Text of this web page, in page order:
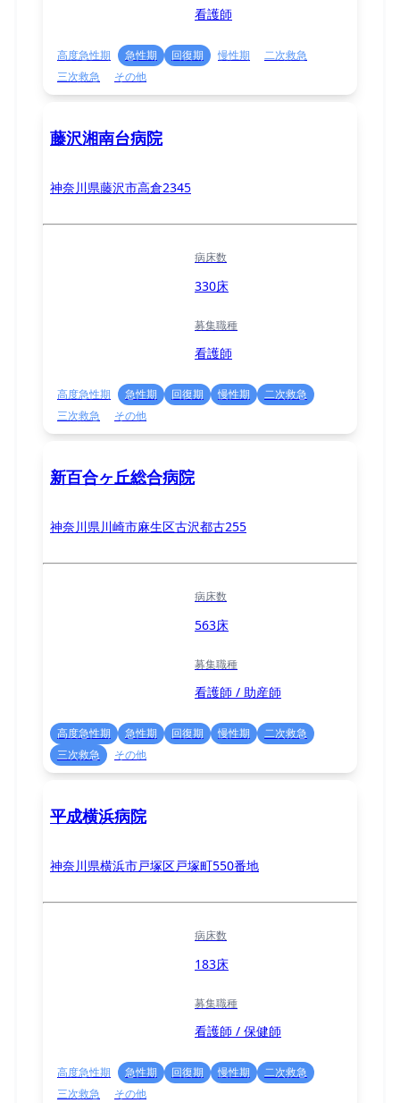
看護師
高度急性期 急性期 回復期 慢性期
二次救急
三次救急
その他
藤沢湘南台病院
神奈川県藤沢市高倉2345
病床数
330床
募集職種
看護師
高度急性期 急性期 回復期 慢性期
二次救急
三次救急
その他
新百合ヶ丘総合病院
神奈川県川崎市麻生区古沢都古255
病床数
563床
募集職種
看護師 / 助産師
高度急性期 急性期 回復期 慢性期
二次救急
三次救急
その他
平成横浜病院
神奈川県横浜市戸塚区戸塚町550番地
病床数
183床
募集職種
看護師 / 保健師
高度急性期 急性期 回復期 慢性期
二次救急
三次救急
その他